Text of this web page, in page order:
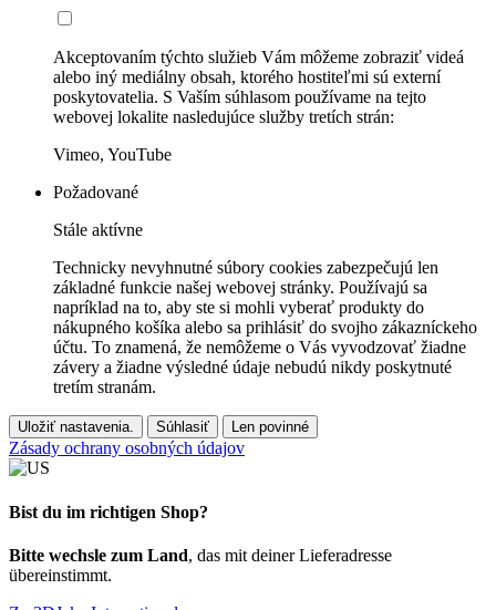
Akceptovaním týchto služieb Vám môžeme zobraziť videá
alebo iný mediálny obsah, ktorého hostiteľmi sú externí
poskytovatelia. S Vaším súhlasom používame na tejto
webovej lokalite nasledujúce služby tretích strán:
Vimeo, YouTube
Požadované
Stále aktívne
Technicky nevyhnutné súbory cookies zabezpečujú len
základné funkcie našej webovej stránky. Používajú sa
napríklad na to, aby ste si mohli vyberať produkty do
nákupného košíka alebo sa prihlásiť do svojho zákazníckeho
účtu. To znamená, že nemôžeme o Vás vyvodzovať žiadne
závery a žiadne výsledné údaje nebudú nikdy poskytnuté
tretím stranám.
Uložiť nastavenia. Súhlasiť Len povinné
Zásady ochrany osobných údajov
Bist du im richtigen Shop?
Bitte wechsle zum Land, das mit deiner Lieferadresse
übereinstimmt.